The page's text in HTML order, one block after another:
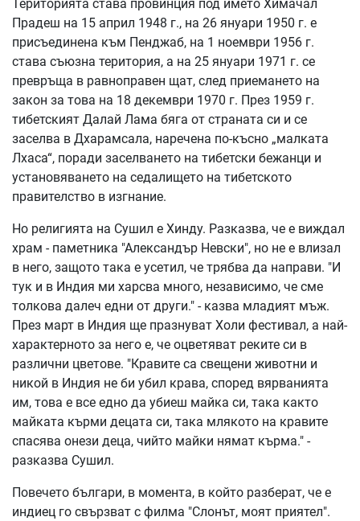
Територията става провинция под името Химачал
Прадеш на 15 април 1948 г., на 26 януари 1950 г. е
присъединена към Пенджаб, на 1 ноември 1956 г.
става съюзна територия, а на 25 януари 1971 г. се
превръща в равноправен щат, след приемането на
закон за това на 18 декември 1970 г. През 1959 г.
тибетският Далай Лама бяга от страната си и се
заселва в Дхарамсала, наречена по-късно „малката
Лхаса“, поради заселването на тибетски бежанци и
установяването на седалището на тибетското
правителство в изгнание.
Но религията на Сушил е Хинду. Разказва, че е виждал
храм - паметника "Александър Невски", но не е влизал
в него, защото така е усетил, че трябва да направи. "И
тук и в Индия ми харсва много, независимо, че сме
толкова далеч едни от други." - казва младият мъж.
През март в Индия ще празнуват Холи фестивал, а най-
характерното за него е, че оцветяват реките си в
различни цветове. "Кравите са свещени животни и
никой в Индия не би убил крава, според вярванията
им, това е все едно да убиеш майка си, така както
майката кърми децата си, така млякото на кравите
спасява онези деца, чийто майки нямат кърма." -
разказва Сушил.
Повечето българи, в момента, в който разберат, че е
индиец го свързват с филма "Слонът, моят приятел".